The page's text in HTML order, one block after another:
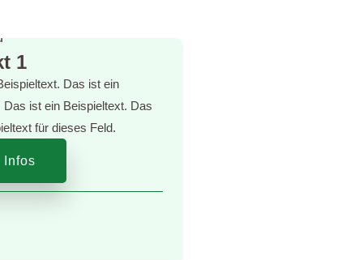
1
Das ist ein
Das ist ein Beispieltext. Das
für dieses Feld.
Infos